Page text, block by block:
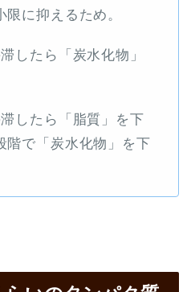
に抑えるため。
したら「炭水化物」
したら「脂質」を下
階で「炭水化物」を下